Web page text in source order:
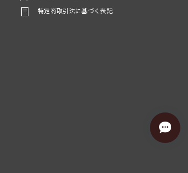
特定商取引法に基づく表記